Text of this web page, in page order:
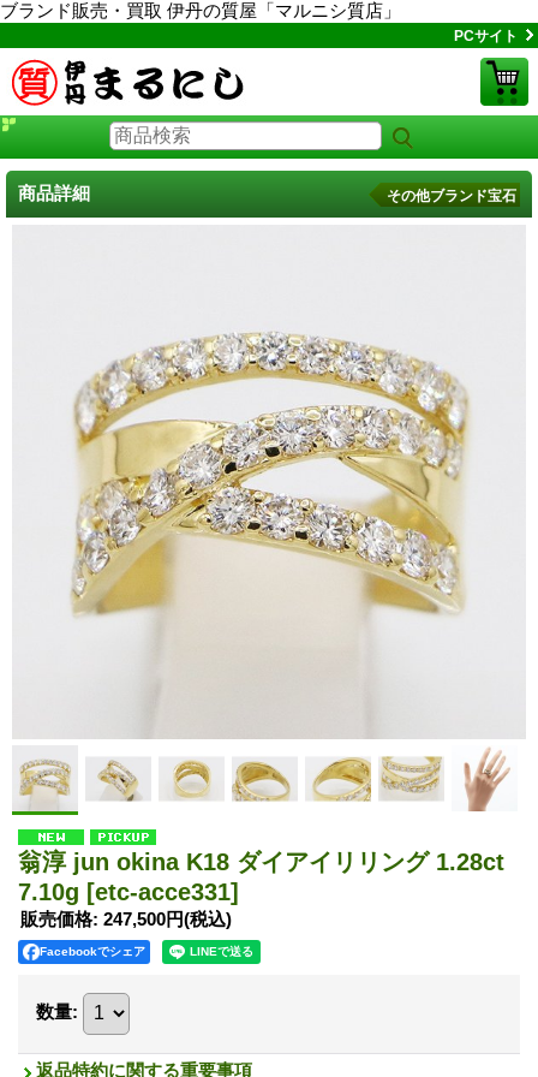
ブランド販売・買取 伊丹の質屋「マルニシ質店」
PCサイト
商品詳細 その他ブランド宝石
翁淳 jun okina K18 ダイアイリリング 1.28ct
7.10g [etc-acce331]
販売価格: 247,500円(税込)
Facebookでシェア
数量:
返品特約に関する重要事項